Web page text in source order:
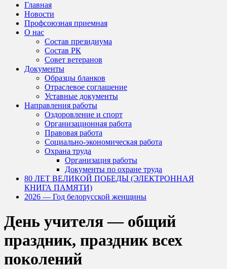
Главная
Новости
Профсоюзная приемная
О нас
Состав президиума
Состав РК
Совет ветеранов
Документы
Образцы бланков
Отраслевое соглашение
Уставные документы
Направления работы
Оздоровление и спорт
Организационная работа
Правовая работа
Социально-экономическая работа
Охрана труда
Организация работы
Документы по охране труда
80 ЛЕТ ВЕЛИКОЙ ПОБЕДЫ (ЭЛЕКТРОННАЯ
КНИГА ПАМЯТИ)
2026 — Год белорусской женщины
День учителя — общий
праздник, праздник всех
поколений